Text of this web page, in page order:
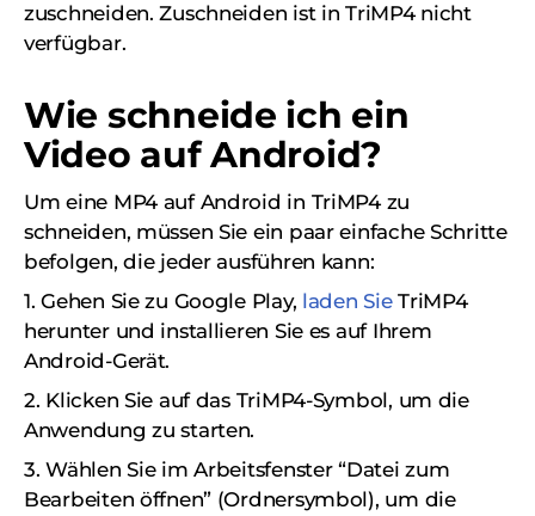
zuschneiden. Zuschneiden ist in TriMP4 nicht
verfügbar.
Wie schneide ich ein
Video auf Android?
Um eine MP4 auf Android in TriMP4 zu
schneiden, müssen Sie ein paar einfache Schritte
befolgen, die jeder ausführen kann:
1. Gehen Sie zu Google Play, laden SieTriMP4
herunter und installieren Sie es auf Ihrem
Android-Gerät.
2. Klicken Sie auf das TriMP4-Symbol, um die
Anwendung zu starten.
3. Wählen Sie im Arbeitsfenster “Datei zum
Bearbeiten öffnen” (Ordnersymbol), um die